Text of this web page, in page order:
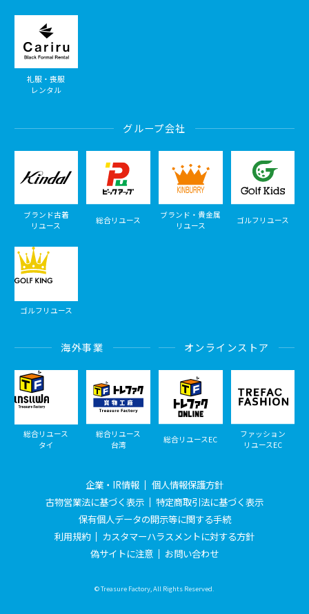
礼服・喪服
レンタル
グループ会社
ブランド古着
リユース
総合リユース
ブランド・貴金属
リユース
ゴルフリユース
ゴルフリユース
海外事業
総合リユース
タイ
総合リユース
台湾
オンラインストア
総合リユースEC
ファッション
リユースEC
企業・IR情報
個人情報保護方針
古物営業法に基づく表示
特定商取引法に基づく表示
保有個人データの開示等に関する手続
利用規約
カスタマーハラスメントに対する方針
偽サイトに注意
お問い合わせ
© Treasure Factory, All Rights Reserved.